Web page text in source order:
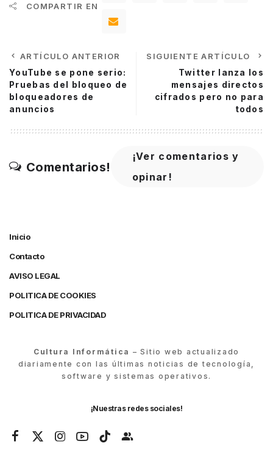
COMPARTIR EN
ARTÍCULO ANTERIOR
YouTube se pone serio:
Pruebas del bloqueo de
bloqueadores de
anuncios
SIGUIENTE ARTÍCULO
Twitter lanza los
mensajes directos
cifrados pero no para
todos
Comentarios!
¡Ver comentarios y
opinar!
Inicio
Contacto
AVISO LEGAL
POLITICA DE COOKIES
POLITICA DE PRIVACIDAD
Cultura Informática – Sitio web actualizado
diariamente con las últimas noticias de tecnología,
software y sistemas operativos.
¡Nuestras redes sociales!